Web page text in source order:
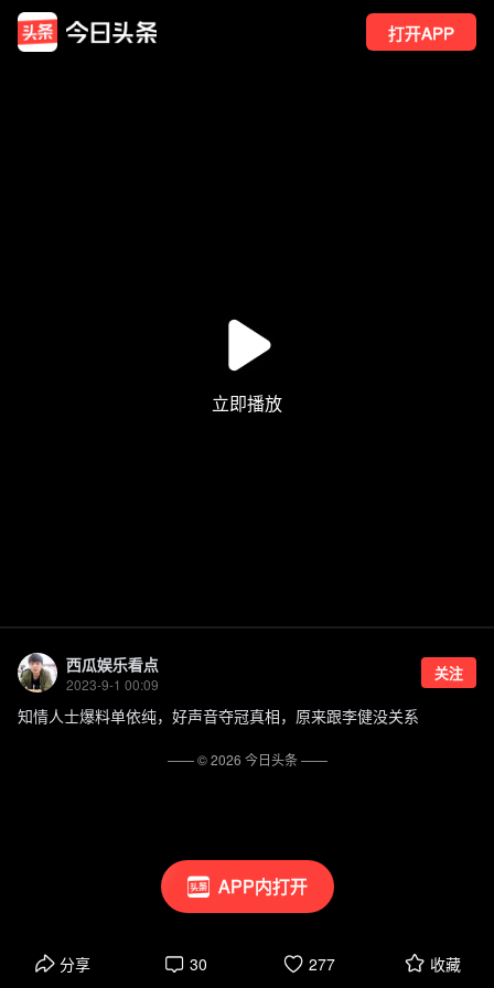
打开APP
APP内打开
西瓜娱乐看点
2023-9-1 00:09
关注
知情人士爆料单依纯，好声音夺冠真相，原来跟李健没关系
分享 30 277 收藏
—— ©2026 今日头条——